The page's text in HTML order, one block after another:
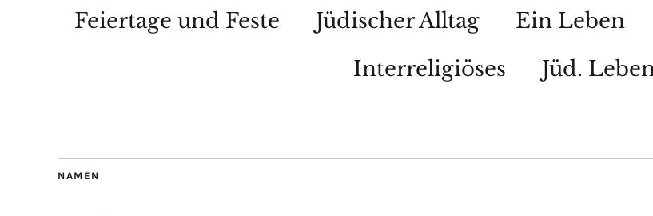
Feiertage und Feste Jüdischer Alltag Ein Leben
Interreligiöses
Jüd.
NAMEN